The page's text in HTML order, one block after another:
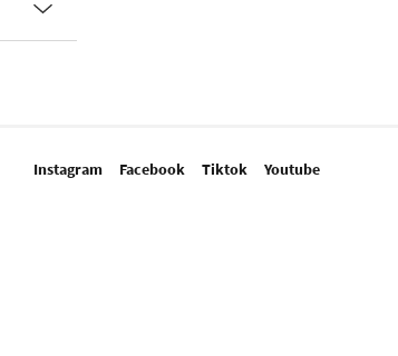
Instagram Facebook Tiktok Youtube